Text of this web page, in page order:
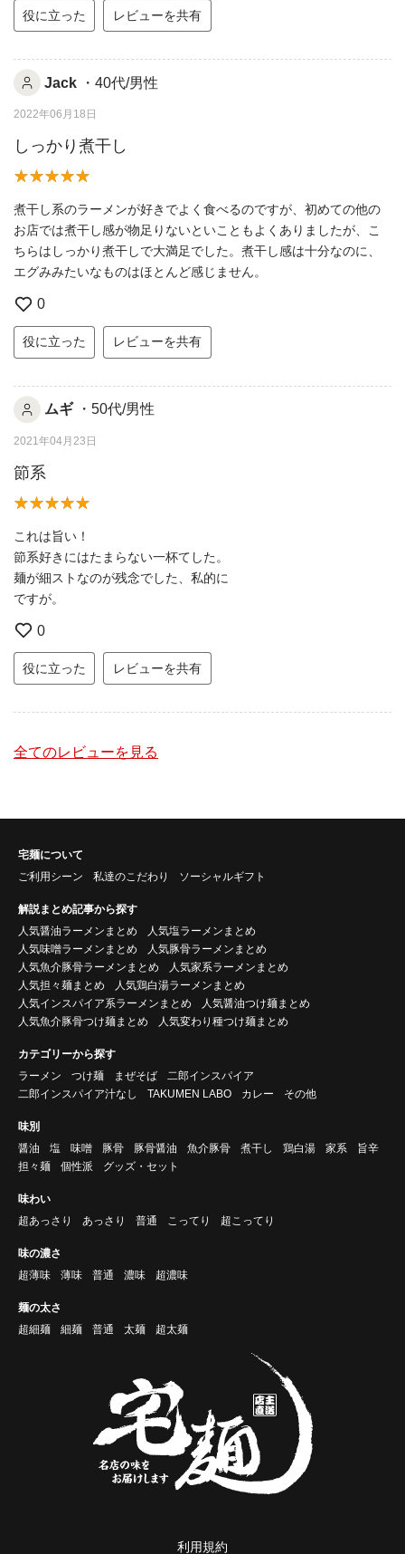
役に立った レビューを共有
Jack ・40代/男性
2022年06月18日
しっかり煮干し
煮干し系のラーメンが好きでよく食べるのですが、初めての他の
お店では煮干し感が物足りないといこともよくありましたが、こ
ちらはしっかり煮干しで大満足でした。煮干し感は十分なのに、
エグみみたいなものはほとんど感じません。
0
役に立った レビューを共有
ムギ ・50代/男性
2021年04月23日
節系
これは旨い！
節系好きにはたまらない一杯てした。
麺が細ストなのが残念でした、私的に
ですが。
0
役に立った レビューを共有
全てのレビューを見る
宅麺について
ご利用シーン
私達のこだわり ソーシャルギフト
解説まとめ記事から探す
人気醤油ラーメンまとめ
人気塩ラーメンまとめ
人気味噌ラーメンまとめ
人気豚骨ラーメンまとめ
人気魚介豚骨ラーメンまとめ
人気家系ラーメンまとめ
人気担々麺まとめ
人気鶏白湯ラーメンまとめ
人気インスパイア系ラーメンまとめ
人気醤油つけ麺まとめ
人気魚介豚骨つけ麺まとめ
人気変わり種つけ麺まとめ
カテゴリーから探す
ラーメン
つけ麺 まぜそば
二郎インスパイア
二郎インスパイア汁なし
TAKUMEN LABO カレー その他
味別
醤油
塩 味噌 豚骨 豚骨醤油 魚介豚骨 煮干し 鶏白湯 家系
旨辛
担々麺
個性派 グッズ・セット
味わい
超あっさり
あっさり 普通 こってり 超こってり
味の濃さ
超薄味
薄味 普通 濃味 超濃味
麺の太さ
超細麺
細麺 普通 太麺 超太麺
利用規約